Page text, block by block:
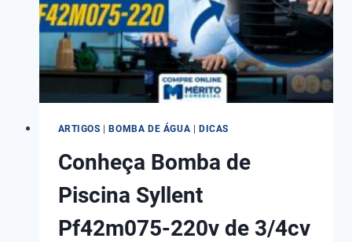
ARTIGOS BOMBA DE ÁGUA DICAS
Conheça Bomba de
Piscina Syllent
Pf42m075-220v de 3/4cv